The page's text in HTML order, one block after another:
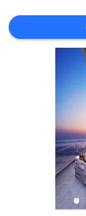
CITATION
PRIVACY